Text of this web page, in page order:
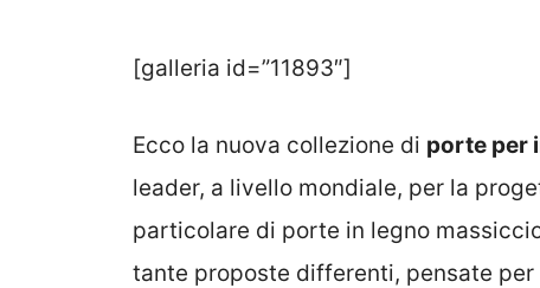
[galleria id=”11893″]
Ecco la nuova collezione di porte per
leader, a livello mondiale, per la
particolare di porte in legno
tante proposte differenti, pensate